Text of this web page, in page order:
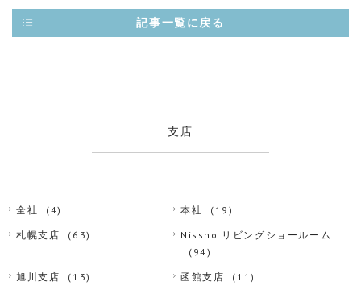
記事一覧に戻る
支店
全社 (4) 本社 (19)
札幌支店 (63)
Nissho リビングショールーム
(94)
旭川支店 (13) 函館支店 (11)